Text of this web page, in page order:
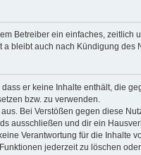
Betreiber ein einfaches,
a bleibt auch nach Kündigung des
er keine Inhalte enthält, die
bzw. zu verwenden.
Bei Verstößen gegen diese
ausschließen und dir ein
Verantwortung für die Inhalte
jederzeit zu löschen oder